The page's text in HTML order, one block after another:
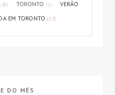
(6) TORONTO (1) VERÃO
EM TORONTO (13)
DO MÊS